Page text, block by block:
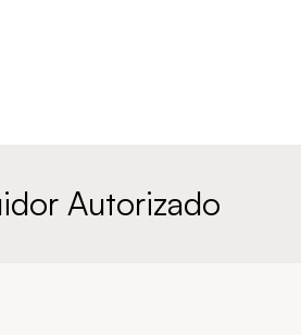
Autorizado